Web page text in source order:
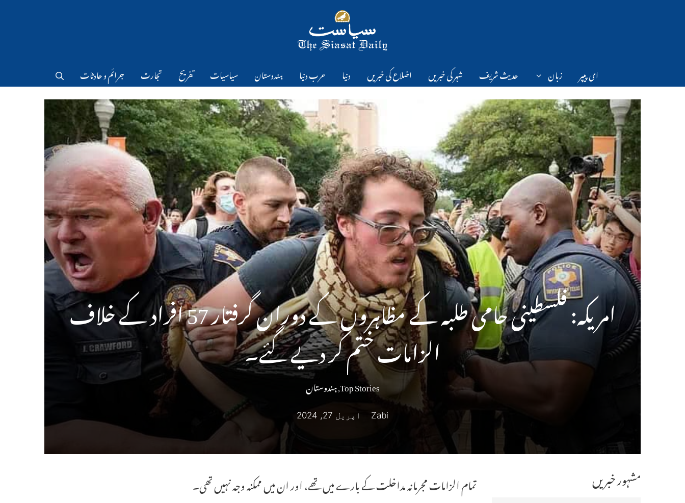
ای پیپر زبان حدیث شریف شہر کی خبریں اضلاع کی خبریں دنیا عرب دنیا ہندوستان سیاسیات تفریح تجارت جرائم و حادثات
امریکہ: فلسطینی حامی طلبہ کے مظاہروں کے دوران گرفتار 57 افراد کے خلاف
الزامات ختم کر دیے گئے۔
Top Stories
,ہندوستان
Zabi اپریل 27, 2024
تمام الزامات مجرمانہ مداخلت کے بارے میں تھے، اور ان میں ممکنہ وجہ نہیں تھی۔ مشہور خبریں